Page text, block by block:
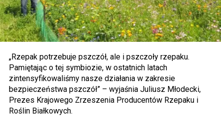
„Rzepak potrzebuje pszczół, ale i pszczoły rzepaku.
Pamiętając o tej symbiozie, w ostatnich latach
zintensyfikowaliśmy nasze działania w zakresie
bezpieczeństwa pszczół” – wyjaśnia Juliusz Młodecki,
Prezes Krajowego Zrzeszenia Producentów Rzepaku i
Roślin Białkowych.